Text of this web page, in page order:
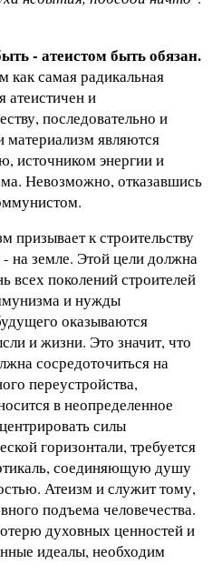
- атеистом быть обязан.
самая радикальная
атеистичен и
последовательно и
являются
источником энергии и
Невозможно, отказавшись
призывает к строительству
- на земле. Этой цели должна
всех поколений строителей
и нужды
оказываются
и жизни. Это значит, что
сосредоточиться на
переустройства,
в неопределенное
силы
горизонтали, требуется
соединяющую душу
Атеизм и служит тому,
подъема человечества.
духовных ценностей и
идеалы, необходим